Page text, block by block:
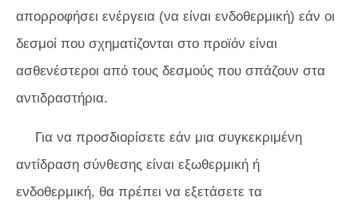
απορροφήσει ενέργεια (να είναι ενδοθερμική) εάν οι
δεσμοί που σχηματίζονται στο προϊόν είναι
ασθενέστεροι από τους δεσμούς που σπάζουν στα
αντιδραστήρια.
Για να προσδιορίσετε εάν μια συγκεκριμένη
αντίδραση σύνθεσης είναι εξωθερμική ή
ενδοθερμική, θα πρέπει να εξετάσετε τα